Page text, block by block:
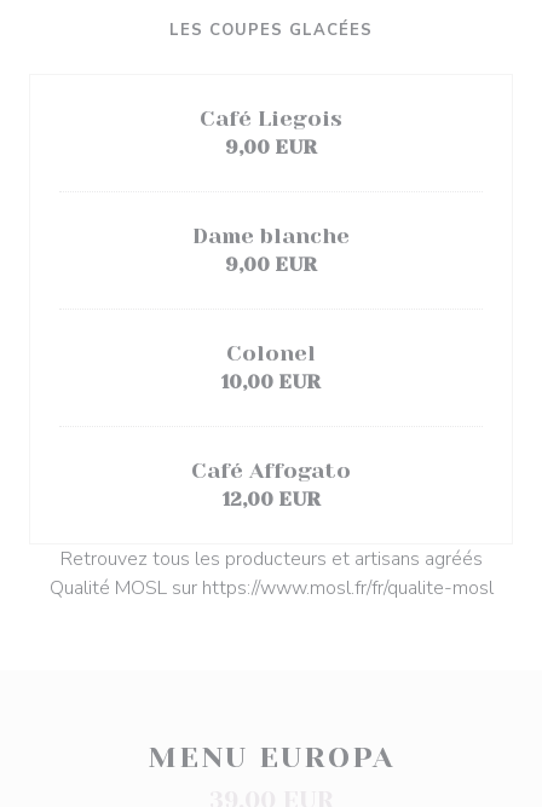
LES COUPES GLACÉES
Café Liegois
9,00 EUR
Dame blanche
9,00 EUR
Colonel
10,00 EUR
Café Affogato
12,00 EUR
Retrouvez tous les producteurs et artisans agréés
Qualité MOSL sur https://www.mosl.fr/fr/qualite-mosl
MENU EUROPA